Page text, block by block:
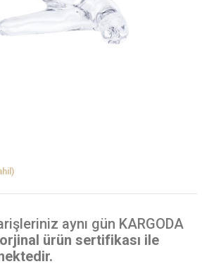
aynı gün KARGODA
ürün sertifikası ile